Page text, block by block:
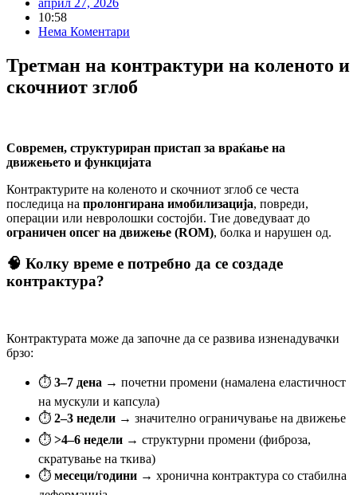
април 27, 2026
10:58
Нема Коментари
Третман на контрактури на коленото и
скочниот зглоб
Современ, структуриран пристап за враќање на
движењето и функцијата
Контрактурите на коленото и скочниот зглоб се честа
последица на пролонгирана имобилизација, повреди,
операции или невролошки состојби. Тие доведуваат до
ограничен опсег на движење (ROM), болка и нарушен од.
🧠 Колку време е потребно да се создаде
контрактура?
Контрактурата може да започне да се развива изненадувачки
брзо:
⏱️ 3–7 дена → почетни промени (намалена еластичност
на мускули и капсула)
⏱️ 2–3 недели → значително ограничување на движење
⏱️ >4–6 недели → структурни промени (фиброза,
скратување на ткива)
⏱️ месеци/години → хронична контрактура со стабилна